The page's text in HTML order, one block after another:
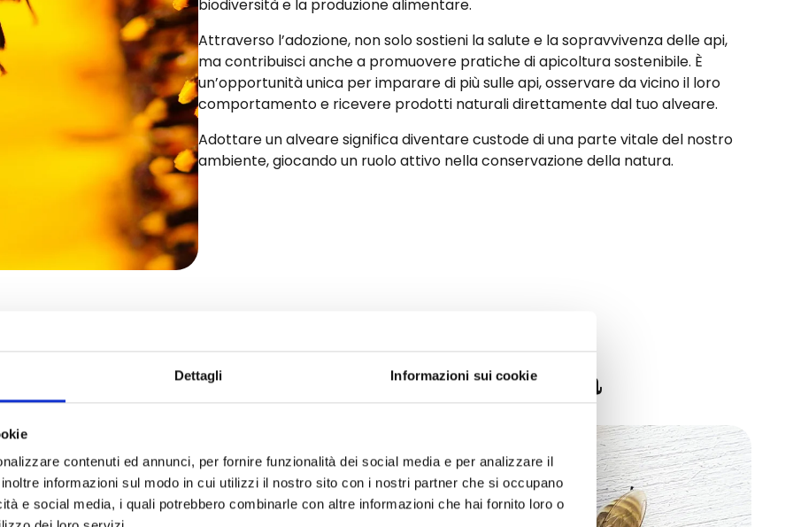
Dettagli Informazioni sui cookie
contenuti ed annunci, per fornire funzionalità dei social media e per analizzare il
informazioni sul modo in cui utilizzi il nostro sito con i nostri partner che si occupano
e social media, i quali potrebbero combinarle con altre informazioni che hai fornito loro o
biodiversità e la produzione alimentare.
Attraverso l’adozione, non solo sostieni la salute e la sopravvivenza delle api,
ma contribuisci anche a promuovere pratiche di apicoltura sostenibile. È
un’opportunità unica per imparare di più sulle api, osservare da vicino il loro
comportamento e ricevere prodotti naturali direttamente dal tuo alveare.
Adottare un alveare significa diventare custode di una parte vitale del nostro
ambiente, giocando un ruolo attivo nella conservazione della natura.
delle api nell'ecosistema
Questi instancabili